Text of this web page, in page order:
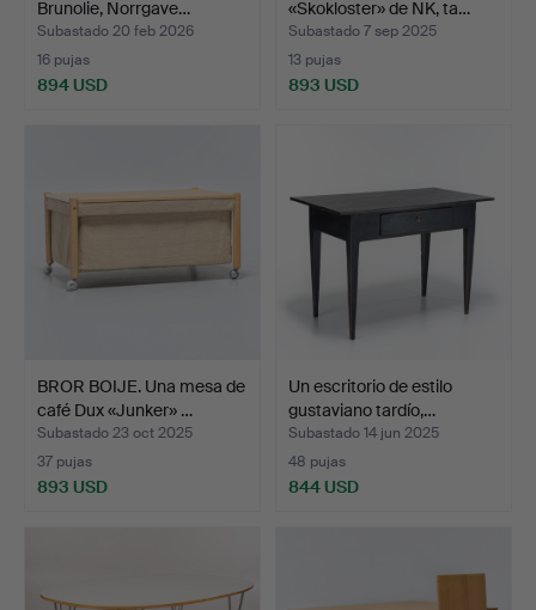
Brunolie, Norrgave…
Subastado 20 feb 2026
16 pujas
894 USD
«Skokloster» de NK, ta…
Subastado 7 sep 2025
13 pujas
893 USD
BROR BOIJE. Una mesa de
café Dux «Junker» …
Subastado 23 oct 2025
37 pujas
893 USD
Un escritorio de estilo
gustaviano tardío,…
Subastado 14 jun 2025
48 pujas
844 USD